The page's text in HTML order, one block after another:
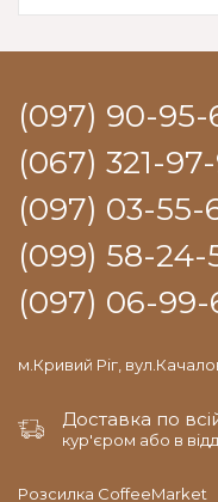
(097) 90-95-
(067) 321-
(097) 03-55-
(099) 58-24-
(097) 06-99-
м.Кривий Ріг,
Доставка по
кур'єром або в
Розсилка CoffeeMarket